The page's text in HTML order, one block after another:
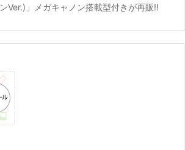
ンVer.)」メガキャノン搭載型付きが再販!!